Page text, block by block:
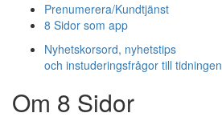
Prenumerera/Kundtjänst
8 Sidor som app
Nyhetskorsord, nyhetstips
och instuderingsfrågor till tidningen
Om 8 Sidor